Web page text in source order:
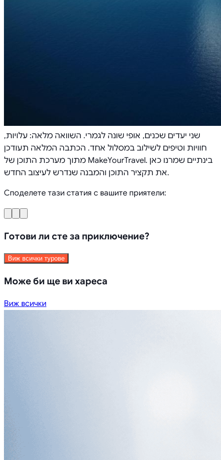
שני יעדים שכנים, אופי שונה לגמרי. השוואה מלאה: עלויות,
חוויות וטיפים לשילוב במסלול אחד. הכתבה המלאה תעודכן
מתוך מערכת התוכן של MakeYourTravel. בינתיים שמרנו כאן
את תקציר התוכן והמבנה שנדרש לעיצוב החדש.
Споделете тази статия с вашите приятели:
Готови ли сте за приключение?
Виж всички турове
Може би ще ви хареса
Виж всички